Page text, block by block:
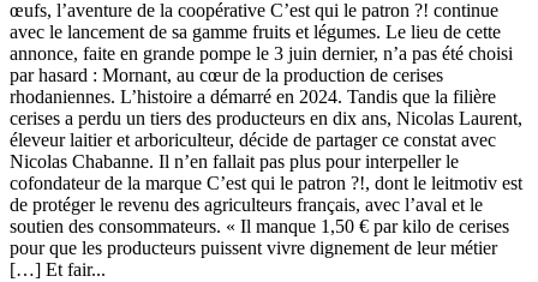
œufs, l’aventure de la coopérative C’est qui le patron ?! continue
avec le lancement de sa gamme fruits et légumes. Le lieu de cette
annonce, faite en grande pompe le 3 juin dernier, n’a pas été choisi
par hasard : Mornant, au cœur de la production de cerises
rhodaniennes. L’histoire a démarré en 2024. Tandis que la filière
cerises a perdu un tiers des producteurs en dix ans, Nicolas Laurent,
éleveur laitier et arboriculteur, décide de partager ce constat avec
Nicolas Chabanne. Il n’en fallait pas plus pour interpeller le
cofondateur de la marque C’est qui le patron ?!, dont le leitmotiv est
de protéger le revenu des agriculteurs français, avec l’aval et le
soutien des consommateurs. « Il manque 1,50 € par kilo de cerises
pour que les producteurs puissent vivre dignement de leur métier
[…] Et fair...